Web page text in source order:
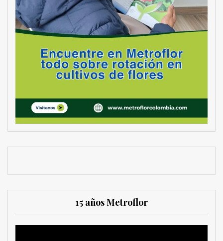
15 años Metroflor